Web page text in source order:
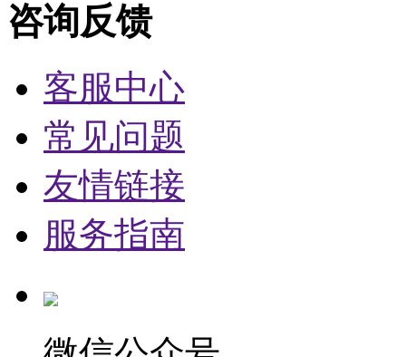
咨询反馈
客服中心
常见问题
友情链接
服务指南